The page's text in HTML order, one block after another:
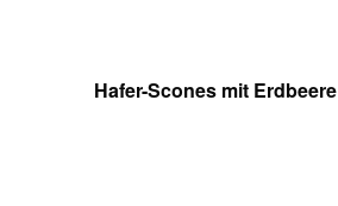
Hafer-Scones mit Erdbeere